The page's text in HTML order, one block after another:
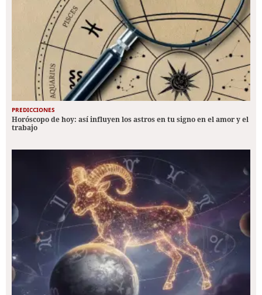
PREDICCIONES
Horóscopo de hoy: así influyen los astros en tu signo en el amor y el
trabajo